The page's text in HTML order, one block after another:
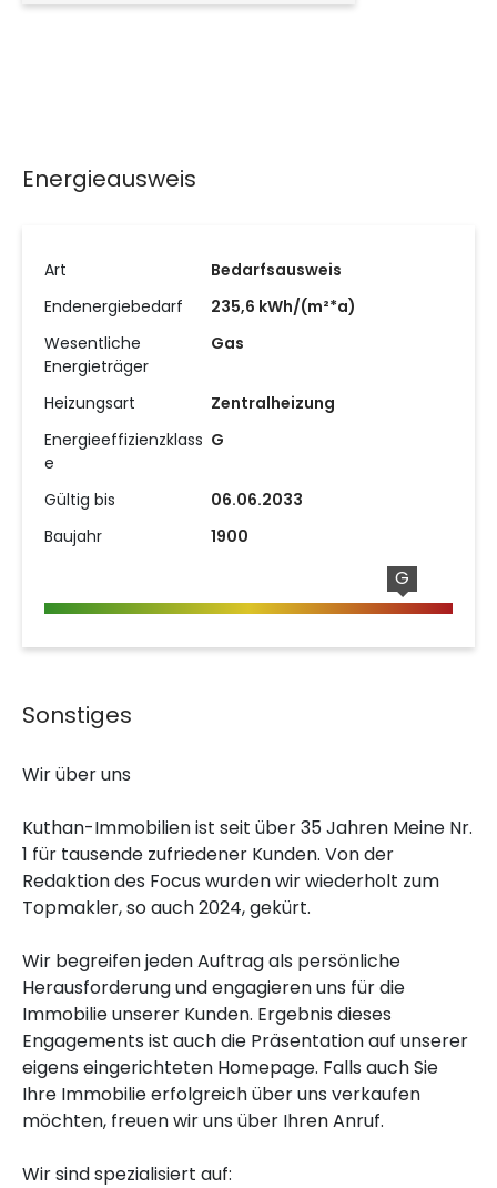
Energieausweis
Art
Bedarfsausweis
Endenergiebedarf
235,6 kWh/(m²*a)
Wesentliche
Energieträger
Gas
Heizungsart
Zentralheizung
Energieeffizienzklass
e
G
Gültig bis
06.06.2033
Baujahr
1900
G
Sonstiges
Wir über uns
Kuthan-Immobilien ist seit über 35 Jahren Meine Nr.
1 für tausende zufriedener Kunden. Von der
Redaktion des Focus wurden wir wiederholt zum
Topmakler, so auch 2024, gekürt.
Wir begreifen jeden Auftrag als persönliche
Herausforderung und engagieren uns für die
Immobilie unserer Kunden. Ergebnis dieses
Engagements ist auch die Präsentation auf unserer
eigens eingerichteten Homepage. Falls auch Sie
Ihre Immobilie erfolgreich über uns verkaufen
möchten, freuen wir uns über Ihren Anruf.
Wir sind spezialisiert auf: